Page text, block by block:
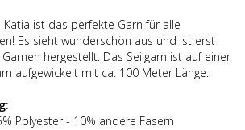
Katia ist das perfekte Garn für alle
Es sieht wunderschön aus und ist erst
hergestellt. Das Seilgarn ist auf einer
aufgewickelt mit ca. 100 Meter Länge.
Polyester - 10% andere Fasern